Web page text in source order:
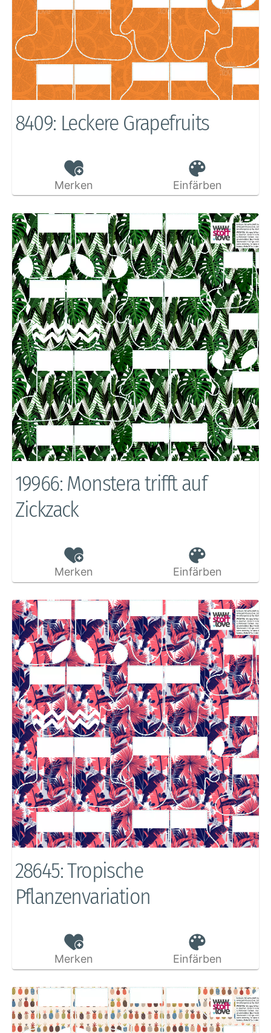
8409: Leckere Grapefruits
Merken Einfärben
19966: Monstera trifft auf
Zickzack
Merken Einfärben
28645: Tropische
Pflanzenvariation
Merken Einfärben